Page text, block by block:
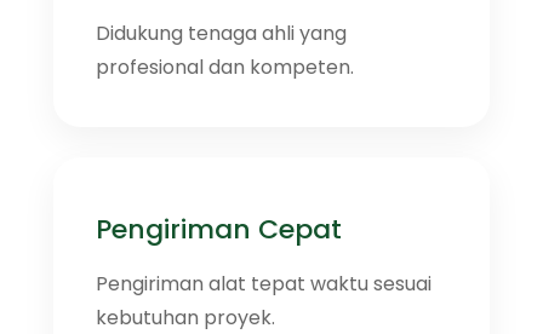
Didukung tenaga ahli yang
profesional dan kompeten.
Pengiriman Cepat
Pengiriman alat tepat waktu sesuai
kebutuhan proyek.